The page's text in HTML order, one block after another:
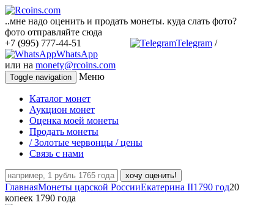
..мне надо оценить и продать монеты. куда слать фото?
фото отправляйте сюда
+7 (995) 777-44-51
Telegram /
WhatsApp
или на monety@rcoins.com
Toggle navigation Меню
Каталог монет
Аукцион монет
Оценка моей монеты
Продать монеты
/ Золотые червонцы / цены
Связь с нами
хочу оценить!
ГлавнаяМонеты царской РоссииЕкатерина II1790 год20
копеек 1790 года